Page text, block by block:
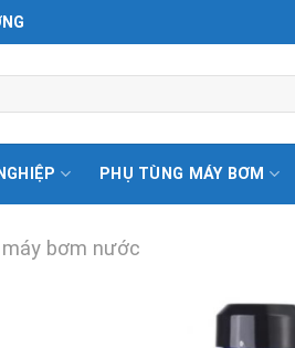
PHỤ TÙNG MÁY BƠM
máy bơm nước